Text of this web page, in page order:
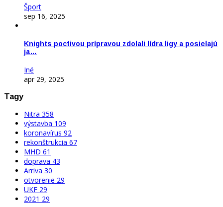
Šport
sep 16, 2025
Knights poctivou prípravou zdolali lídra ligy a posielajú
ja…
Iné
apr 29, 2025
Tagy
Nitra 358
výstavba 109
koronavírus 92
rekonštrukcia 67
MHD 61
doprava 43
Arriva 30
otvorenie 29
UKF 29
2021 29